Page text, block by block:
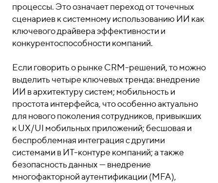
процессы. Это означает переход от точечных
сценариев к системному использованию ИИ как
ключевого драйвера эффективности и
конкурентоспособности компаний.
Если говорить о рынке CRM-решений, то можно
выделить четыре ключевых тренда: внедрение
ИИ в архитектуру систем; мобильность и
простота интерфейса, что особенно актуально
для нового поколения сотрудников, привыкших
к UX/UI мобильных приложений; бесшовая и
беспроблемная интеграция с другими
системами в ИТ-контуре компаний; а также
безопасность данных — внедрение
многофакторной аутентификации (MFA),